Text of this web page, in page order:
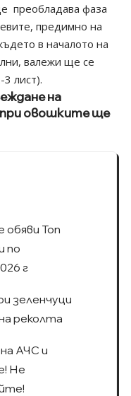
преобладава фаза
предимно на
в началото на
валежи ще се
лист).
на
овошките ще
обяви Топ
по
г
зеленчуци
реколта
АЧС и
Не